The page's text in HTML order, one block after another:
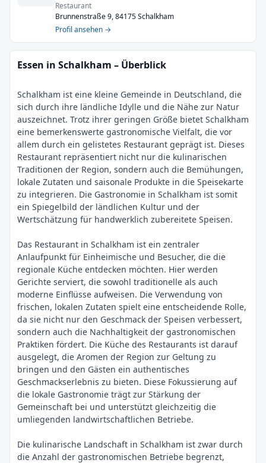
Restaurant
Brunnenstraße 9, 84175 Schalkham
Profil ansehen →
Essen in Schalkham – Überblick
Schalkham ist eine kleine Gemeinde in Deutschland, die
sich durch ihre ländliche Idylle und die Nähe zur Natur
auszeichnet. Trotz ihrer geringen Größe bietet Schalkham
eine bemerkenswerte gastronomische Vielfalt, die vor
allem durch ein gelistetes Restaurant geprägt ist. Dieses
Restaurant repräsentiert nicht nur die kulinarischen
Traditionen der Region, sondern auch die Bemühungen,
lokale Zutaten und saisonale Produkte in die Speisekarte
zu integrieren. Die Gastronomie in Schalkham ist somit
ein Spiegelbild der ländlichen Kultur und der
Wertschätzung für handwerklich zubereitete Speisen.
Das Restaurant in Schalkham ist ein zentraler
Anlaufpunkt für Einheimische und Besucher, die die
regionale Küche entdecken möchten. Hier werden
Gerichte serviert, die sowohl traditionelle als auch
moderne Einflüsse aufweisen. Die Verwendung von
frischen, lokalen Zutaten spielt eine entscheidende Rolle,
da sie nicht nur den Geschmack der Speisen verbessert,
sondern auch die Nachhaltigkeit der gastronomischen
Praktiken fördert. Die Küche des Restaurants ist darauf
ausgelegt, die Aromen der Region zur Geltung zu
bringen und den Gästen ein authentisches
Geschmackserlebnis zu bieten. Diese Fokussierung auf
die lokale Gastronomie trägt zur Stärkung der
Gemeinschaft bei und unterstützt gleichzeitig die
umliegenden landwirtschaftlichen Betriebe.
Die kulinarische Landschaft in Schalkham ist zwar durch
die Anzahl der gastronomischen Betriebe begrenzt,